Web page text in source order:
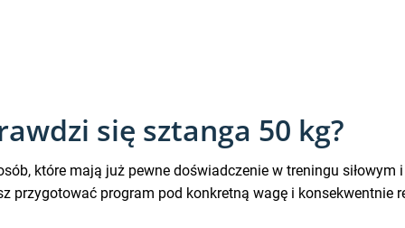
się sztanga 50 kg?
które mają już pewne doświadczenie w treningu siłowym
przygotować program pod konkretną wagę i konsekwentnie